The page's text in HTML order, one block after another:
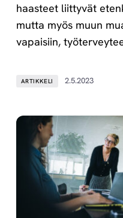
haasteet liittyvät
mutta myös muun
vapaisiin,
ARTIKKELI 2.5.2023